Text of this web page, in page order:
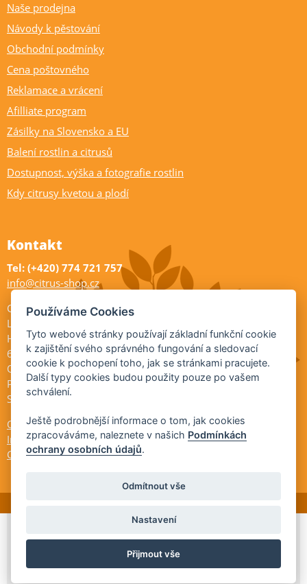
Naše prodejna
Návody k pěstování
Obchodní podmínky
Cena poštovného
Reklamace a vrácení
Afilliate program
Zásilky na Slovensko a EU
Balení rostlin a citrusů
Dostupnost, výška a fotografie rostlin
Kdy citrusy kvetou a plodí
Kontakt
Tel: (+420) 774 721 757
info@citrus-shop.cz
Citrus shop zahradnictví
Legionářů 2
Hodonín
695 01
Otevřeno:
Po-Pá 9-17
So 9-11:30
Ochrana osobních údajů
Informace ÚKZÚZ
Cookies
© 2026 Citrus-shop.cz -Partnerský
program
Partner ID:
Používáme Cookies
Tyto webové stránky používají základní funkční cookie
k zajištění svého správného fungování a sledovací
cookie k pochopení toho, jak se stránkami pracujete.
Další typy cookies budou použity pouze po vašem
schválení.
Ještě podrobnější informace o tom, jak cookies
zpracováváme, naleznete v našich Podmínkách
ochrany osobních údajů.
Odmítnout vše
Nastavení
Přijmout vše